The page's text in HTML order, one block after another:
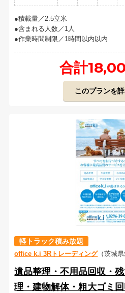
積載量／2.5立米
含まれる人数／1人
作業時間制限／1時間以内以内
合計
このプランを
軽トラック積み放題
office k.i 3Rトレーディング（茨城県
遺品整理・不用品回収・
理・建物解体・粗大ゴミ